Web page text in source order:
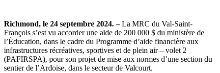
Richmond, le 24 septembre 2024. –La MRC du Val-Saint-
François s’est vu accorder une aide de 200 000 $ du ministère de
l’Éducation, dans le cadre du Programme d’aide financière aux
infrastructures récréatives, sportives et de plein air – volet 2
(PAFIRSPA), pour son projet de mise aux normes d’une section du
sentier de l’Ardoise, dans le secteur de Valcourt.